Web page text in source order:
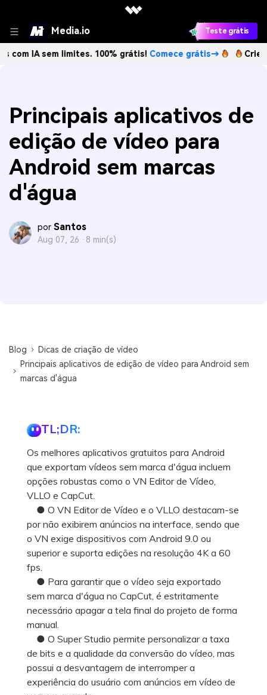
Media.io Teste grátis
limites. 100% grátis!Comece grátis→ Crie imagens
Principais aplicativos de
edição de vídeo para
Android sem marcas
d'água
por Santos
Aug 07, 26 · 8 min(s)
Blog
Dicas de criação de vídeo
Principais aplicativos de edição de vídeo para Android sem
marcas d'água
TL;DR:
Os melhores aplicativos gratuitos para Android
que exportam vídeos sem marca d'água incluem
opções robustas como o VN Editor de Vídeo,
VLLO e CapCut.
● O VN Editor de Vídeo e o VLLO destacam-se
por não exibirem anúncios na interface, sendo que
o VN exige dispositivos com Android 9.0 ou
superior e suporta edições na resolução 4K a 60
fps.
● Para garantir que o vídeo seja exportado
sem marca d'água no CapCut, é estritamente
necessário apagar a tela final do projeto de forma
manual.
● O Super Studio permite personalizar a taxa
de bits e a qualidade da conversão do vídeo, mas
possui a desvantagem de interromper a
experiência do usuário com anúncios em vídeo de